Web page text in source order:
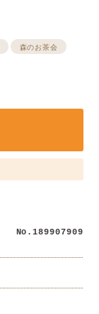
森のお茶会
No.189907909